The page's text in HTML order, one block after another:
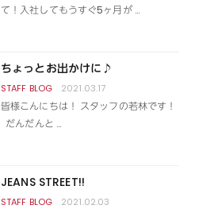
て！入社してもうすぐ5ヶ月が …
ちょっとお出かけに♪
2021.03.17
皆様こんにちは！ スタッフの若林です！
だんだんと …
JEANS STREET!!
2021.02.03